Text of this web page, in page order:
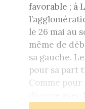
favorable ; à
le 26 mai au
même de
sa gauche.
pour sa part
Comme